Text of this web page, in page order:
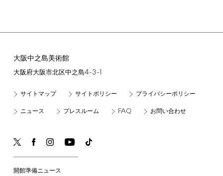
大阪中之島美術館
大阪府大阪市北区中之島4-3-1
サイトマップ サイトポリシー プライバシーポリシー
ニュース プレスルーム FAQ お問い合わせ
開館準備ニュース